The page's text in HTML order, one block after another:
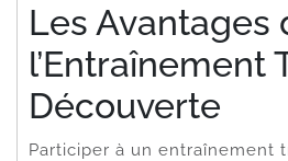
Les Avantages
l’Entraînement
Découverte
Participer à un entraînement